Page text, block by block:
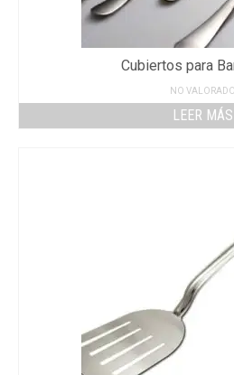
Cubiertos para
NO VALORADO
LEER MÁS